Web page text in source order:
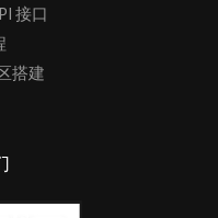
接口
搭建